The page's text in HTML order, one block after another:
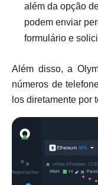
além da opção
podem enviar
formulário e
Além disso, a
números de
los diretamente por